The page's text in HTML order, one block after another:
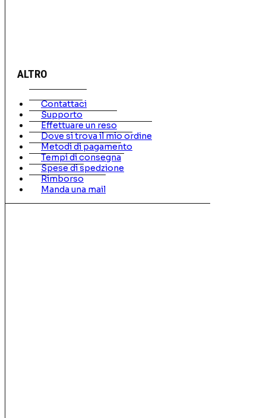
ALTRO
Contattaci
Supporto
Effettuare un reso
Dove si trova il mio ordine
Metodi di pagamento
Tempi di consegna
Spese di spedzione
Rimborso
Manda una mail